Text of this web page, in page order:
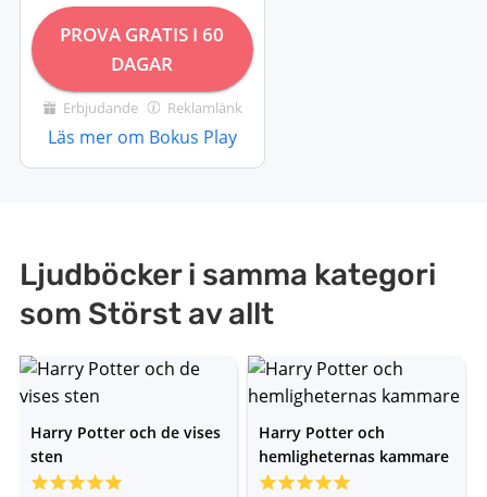
PROVA GRATIS I 60
DAGAR
Erbjudande Reklamlänk
Läs mer om Bokus Play
Ljudböcker i samma kategori
som Störst av allt
Harry Potter och de vises
sten
Harry Potter och
hemligheternas kammare